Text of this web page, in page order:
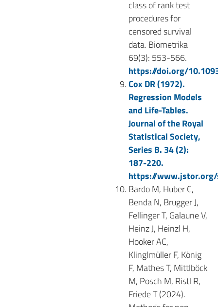
class of rank test
procedures for
censored survival
data. Biometrika
69(3): 553-566.
https://doi.org/
Cox DR (1972).
Regression Models
and Life-Tables.
Journal of the Royal
Statistical Society,
Series B. 34 (2):
187-220.
https://
Bardo M, Huber C,
Benda N, Brugger J,
Fellinger T, Galaune V,
Heinz J, Heinzl H,
Hooker AC,
Klinglmüller F, König
F, Mathes T, Mittlböck
M, Posch M, Ristl R,
Friede T (2024).